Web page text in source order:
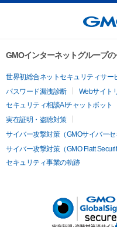
GMOインターネットグループ
世界初総合ネットセキュリティサー
パスワード漏洩診断
Webサイト
セキュリティ相談AIチャットボット
実在証明・盗聴対策
サイバー攻撃対策（GMOサイバーセ
サイバー攻撃対策（GMO Flatt
セキュリティ事業の軌跡